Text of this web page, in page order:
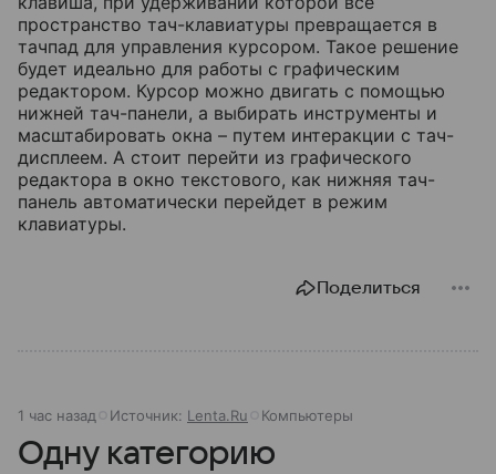
пространство тач-клавиатуры превращается в
тачпад для управления курсором. Такое решение
будет идеально для работы с графическим
редактором. Курсор можно двигать с помощью
нижней тач-панели, а выбирать инструменты и
масштабировать окна – путем интеракции с тач-
дисплеем. А стоит перейти из графического
редактора в окно текстового, как нижняя тач-
панель автоматически перейдет в режим
клавиатуры.
Поделиться
1 час назад Источник: Lenta.Ru Компьютеры
Одну категорию